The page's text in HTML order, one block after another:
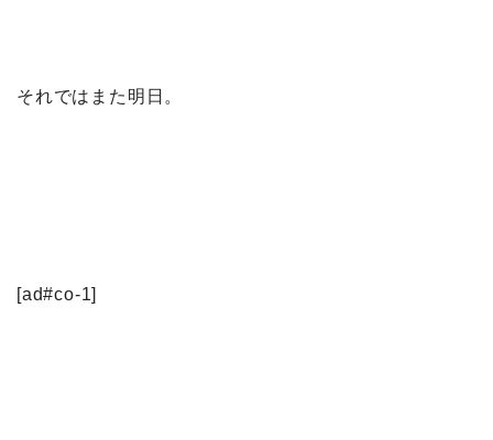
それではまた明日。
[ad#co-1]